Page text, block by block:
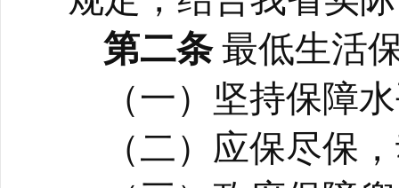
第二条 最低生活
（一）坚持保障
（二）应保尽保